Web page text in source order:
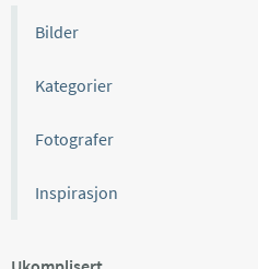
Bilder
Kategorier
Fotografer
Inspirasjon